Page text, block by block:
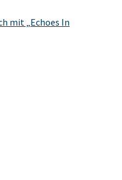
mit „Echoes In